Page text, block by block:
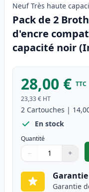
Neuf Très haute
Pack de 2
d'encre
capacité noir
28,00 € TTC
23,33 € HT
2 Cartouches |
En stock
Quantité
Quantité
Utilisez les
− +
Quantité
Garantie